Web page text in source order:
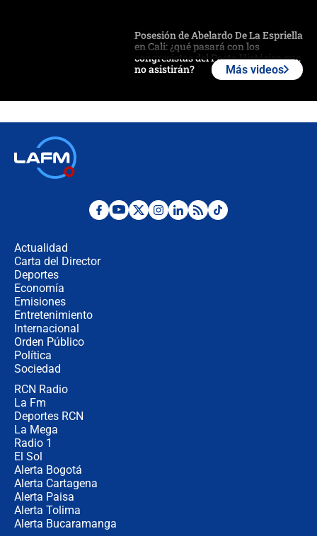
Posesión de Abelardo De La Espriella
en Cali: ¿qué pasará con los
congresistas del Pacto Histórico que
no asistirán?
crece el pulso por la elección del
¿Por qué De la Espriella gobernará
Más videos
Actualidad
Carta del Director
Deportes
Economía
Emisiones
Entretenimiento
Internacional
Orden Público
Política
Sociedad
RCN Radio
La Fm
Deportes RCN
La Mega
Radio 1
El Sol
Alerta Bogotá
Alerta Cartagena
Alerta Paisa
Alerta Tolima
Alerta Bucaramanga